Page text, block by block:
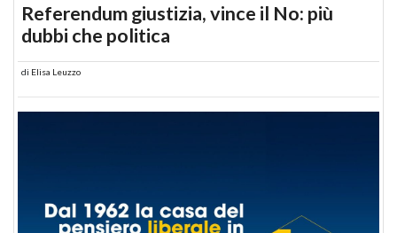
Referendum giustizia, vince il No: più
dubbi che politica
di Elisa Leuzzo